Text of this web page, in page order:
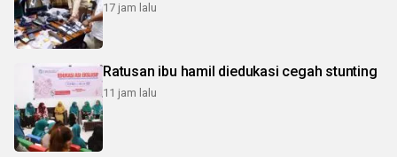
17 jam lalu
Ratusan ibu hamil diedukasi cegah stunting
11 jam lalu